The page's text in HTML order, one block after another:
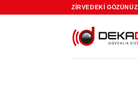
ZIRVEDEKI GÖZÜNÜZ